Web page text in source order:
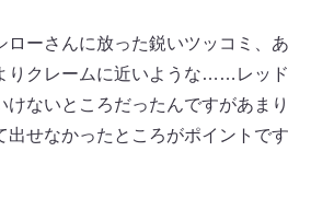
ローさんに放った鋭いツッコミ、あ
りクレームに近いような……レッド
けないところだったんですがあまり
出せなかったところがポイントです